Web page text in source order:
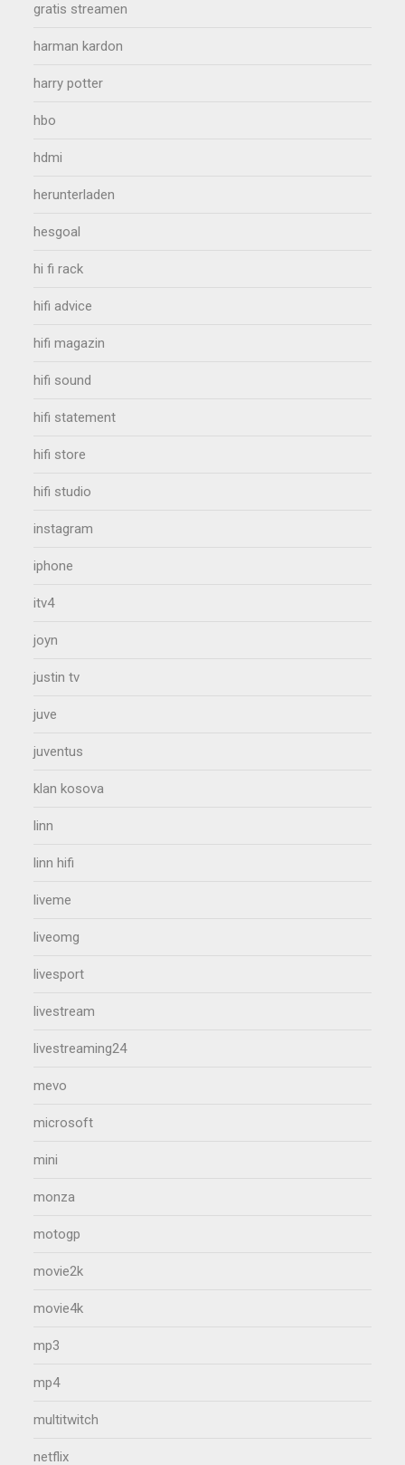
gratis streamen
harman kardon
harry potter
hbo
hdmi
herunterladen
hesgoal
hi fi rack
hifi advice
hifi magazin
hifi sound
hifi statement
hifi store
hifi studio
instagram
iphone
itv4
joyn
justin tv
juve
juventus
klan kosova
linn
linn hifi
liveme
liveomg
livesport
livestream
livestreaming24
mevo
microsoft
mini
monza
motogp
movie2k
movie4k
mp3
mp4
multitwitch
netflix